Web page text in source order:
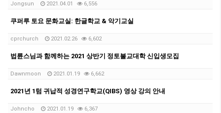
Jongsun 2021.04.01 6,556
쿠퍼루 토요 문화교실: 한글학교 & 악기교실
cprchurch 2021.02.26 6,602
법륜스님과 함께하는 2021 상반기 정토불교대학 신입생모집
Dawnmoon 2021.01.19 6,662
2021년 1텀 귀납적 성경연구학교(QIBS) 영상 강의 안내
Johncho 2021.01.19 6,367